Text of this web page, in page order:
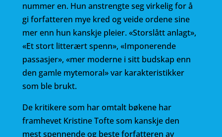
nummer en. Hun anstrengte seg virkelig for å
gi forfatteren mye kred og veide ordene sine
mer enn hun kanskje pleier. «Storslått anlagt»,
«Et stort litterært spenn», «Imponerende
passasjer», «mer moderne i sitt budskap enn
den gamle mytemoral» var karakteristikker
som ble brukt.
De kritikere som har omtalt bøkene har
framhevet Kristine Tofte som kanskje den
mest spennende og beste forfatteren av